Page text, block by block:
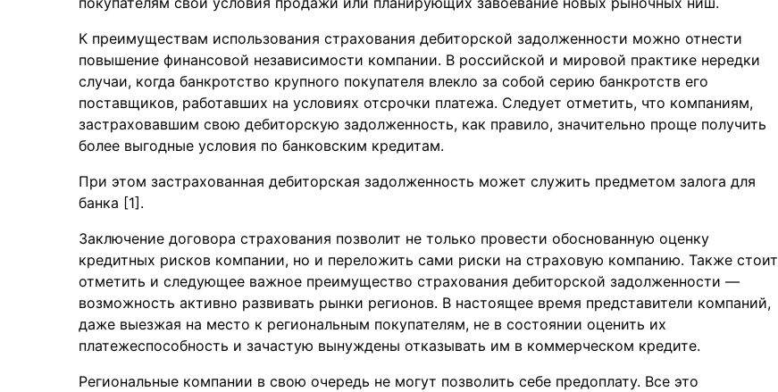
К преимуществам использования страхования дебиторской задолженности можно отнести
повышение финансовой независимости компании. В российской и мировой практике нередки
случаи, когда банкротство крупного покупателя влекло за собой серию банкротств его
поставщиков, работавших на условиях отсрочки платежа. Следует отметить, что компаниям,
застраховавшим свою дебиторскую задолженность, как правило, значительно проще получить
более выгодные условия по банковским кредитам.
При этом застрахованная дебиторская задолженность может служить предметом залога для
банка [1].
Заключение договора страхования позволит не только провести обоснованную оценку
кредитных рисков компании, но и переложить сами риски на страховую компанию. Также стоит
отметить и следующее важное преимущество страхования дебиторской задолженности —
возможность активно развивать рынки регионов. В настоящее время представители компаний,
даже выезжая на место к региональным покупателям, не в состоянии оценить их
платежеспособность и зачастую вынуждены отказывать им в коммерческом кредите.
Региональные компании в свою очередь не могут позволить себе предоплату. Все это